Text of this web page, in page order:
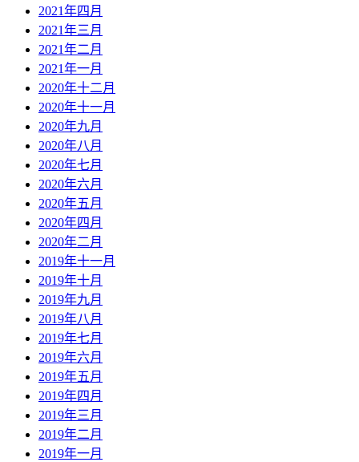
2021年四月
2021年三月
2021年二月
2021年一月
2020年十二月
2020年十一月
2020年九月
2020年八月
2020年七月
2020年六月
2020年五月
2020年四月
2020年二月
2019年十一月
2019年十月
2019年九月
2019年八月
2019年七月
2019年六月
2019年五月
2019年四月
2019年三月
2019年二月
2019年一月